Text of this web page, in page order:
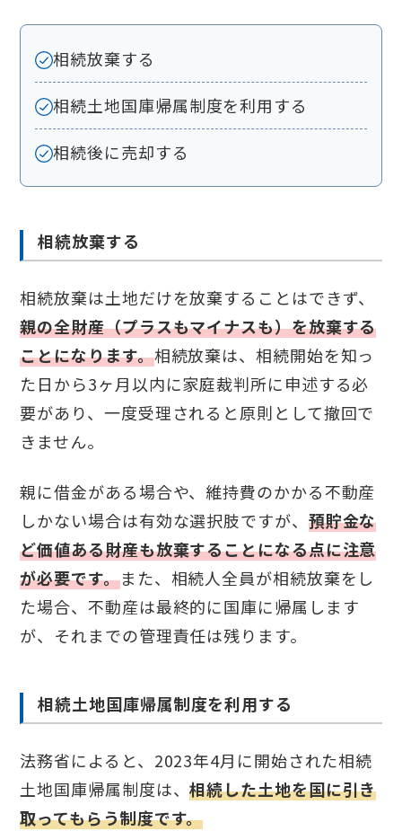
相続放棄する
相続土地国庫帰属制度を利用する
相続後に売却する
相続放棄する
相続放棄は土地だけを放棄することはできず、
親の全財産（プラスもマイナスも）を放棄する
ことになります。相続放棄は、相続開始を知っ
た日から3ヶ月以内に家庭裁判所に申述する必
要があり、一度受理されると原則として撤回で
きません。
親に借金がある場合や、維持費のかかる不動産
しかない場合は有効な選択肢ですが、 預貯金な
ど価値ある財産も放棄することになる点に注意
が必要です。また、相続人全員が相続放棄をし
た場合、不動産は最終的に国庫に帰属します
が、それまでの管理責任は残ります。
相続土地国庫帰属制度を利用する
法務省によると、2023年4月に開始された相続
土地国庫帰属制度は、相続した土地を国に引き
取ってもらう制度です。